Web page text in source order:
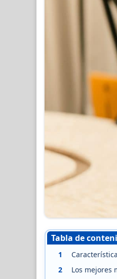
Tabla de
1
2
Los mejores